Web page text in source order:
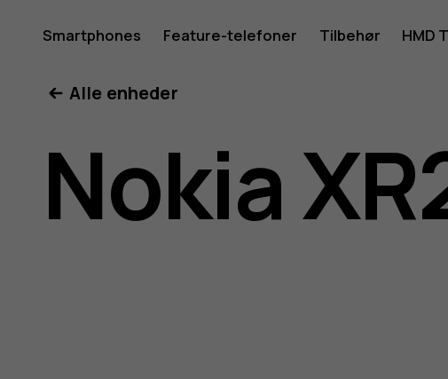
til
Nokia
Smartphones Feature-telefoner Tilbehør HMD
Alle enheder
Nokia